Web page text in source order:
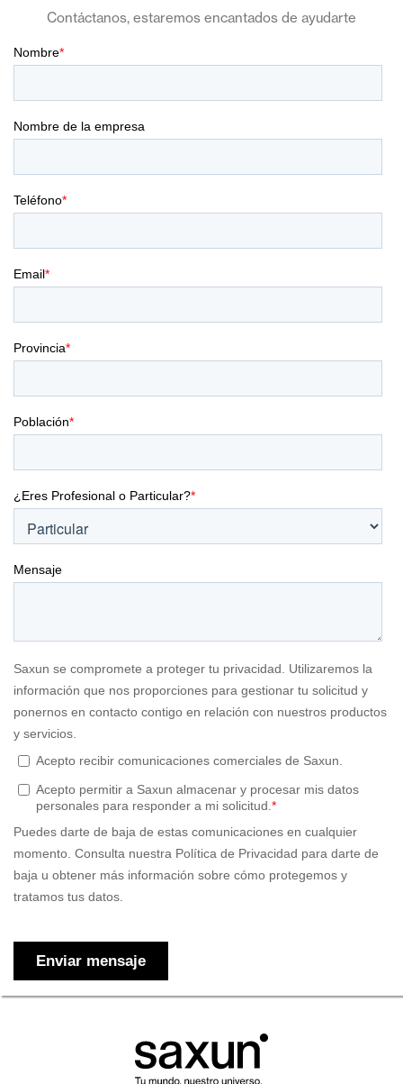
Contáctanos, estaremos encantados de ayudarte